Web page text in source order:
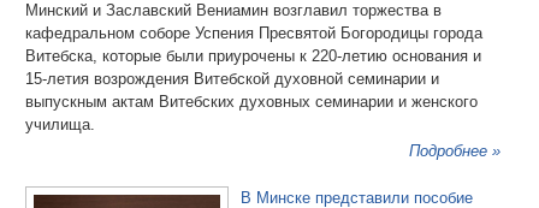
Минский и Заславский Вениамин возглавил торжества в
кафедральном соборе Успения Пресвятой Богородицы города
Витебска, которые были приурочены к 220-летию основания и
15-летия возрождения Витебской духовной семинарии и
выпускным актам Витебских духовных семинарии и женского
училища.
Подробнее »
В Минске представили пособие